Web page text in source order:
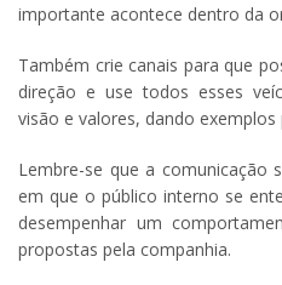
importante acontece dentro da
Também crie canais para que
direção e use todos esses
visão e valores, dando
Lembre-se que a comunicação
em que o público interno se
desempenhar um
propostas pela companhia.